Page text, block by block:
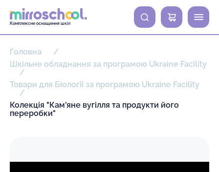
Комплексне оснащення шкіл
0
Головна
Шкільне обладнання за програмою Ukraine Facility
Товари для Біології за програмою Ukraine Facility
Колекція "Кам'яне вугілля та продукти його
переробки"